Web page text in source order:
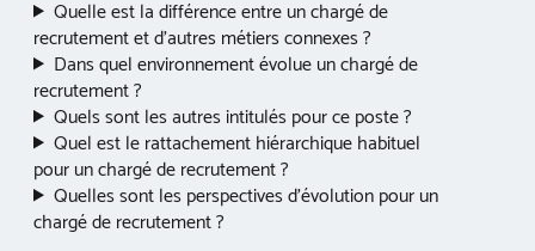
Quelle est la différence entre un chargé de
recrutement et d’autres métiers connexes ?
Dans quel environnement évolue un chargé de
recrutement ?
Quels sont les autres intitulés pour ce poste ?
Quel est le rattachement hiérarchique habituel
pour un chargé de recrutement ?
Quelles sont les perspectives d’évolution pour un
chargé de recrutement ?